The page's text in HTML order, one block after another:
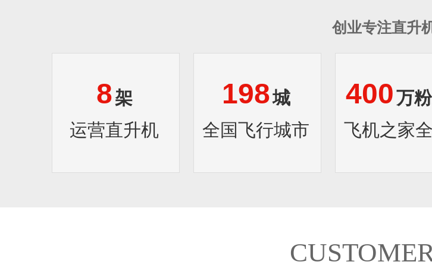
1 2 3 4
创业专注直升
8架
运营直升机
198城
全国飞行城市
400万
飞机之家